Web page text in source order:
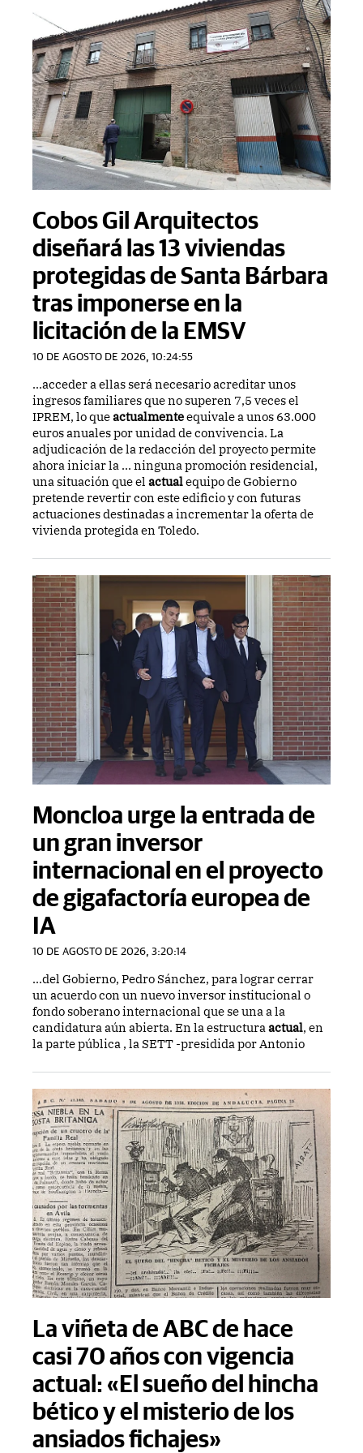
Cobos Gil Arquitectos
diseñará las 13 viviendas
protegidas de Santa Bárbara
tras imponerse en la
licitación de la EMSV
10 DE AGOSTO DE 2026, 10:24:55
...acceder a ellas será necesario acreditar unos
ingresos familiares que no superen 7,5 veces el
IPREM, lo queactualmenteequivale a unos 63.000
euros anuales por unidad de convivencia. La
adjudicación de la redacción del proyecto permite
ahora iniciar la ... ninguna promoción residencial,
una situación que el actualequipo de Gobierno
pretende revertir con este edificio y con futuras
actuaciones destinadas a incrementar la oferta de
vivienda protegida en Toledo.
Moncloa urge la entrada de
un gran inversor
internacional en el proyecto
de gigafactoría europea de
IA
10 DE AGOSTO DE 2026, 3:20:14
...del Gobierno, Pedro Sánchez, para lograr cerrar
un acuerdo con un nuevo inversor institucional o
fondo soberano internacional que se una a la
candidatura aún abierta. En la estructuraactual, en
la parte pública , la SETT -presidida por Antonio
La viñeta de ABC de hace
casi 70 años con vigencia
actual: «El sueño del hincha
bético y el misterio de los
ansiados fichajes»